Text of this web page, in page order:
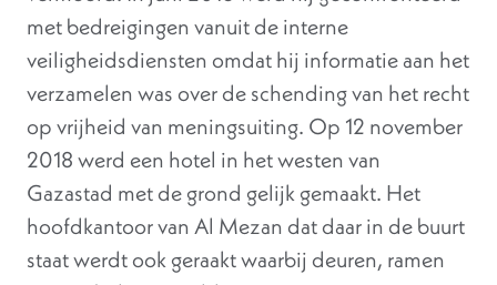
met bedreigingen vanuit de interne
veiligheidsdiensten omdat hij informatie aan het
verzamelen was over de schending van het recht
op vrijheid van meningsuiting. Op 12 november
2018 werd een hotel in het westen van
Gazastad met de grond gelijk gemaakt. Het
hoofdkantoor van Al Mezan dat daar in de buurt
staat werdt ook geraakt waarbij deuren, ramen